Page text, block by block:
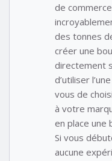
de
des tonnes
créer une
directement
d’utiliser
vous de
à votre
en place une
Si vous
aucune